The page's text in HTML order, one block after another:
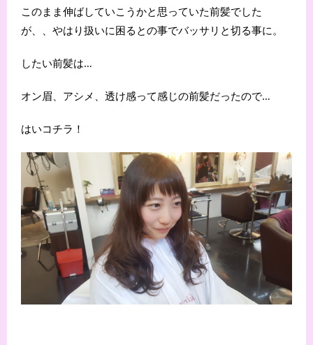
このまま伸ばしていこうかと思っていた前髪でした
が、、やはり扱いに困るとの事でバッサリと切る事に。
したい前髪は…
オン眉、アシメ、透け感って感じの前髪だったので…
はいコチラ！